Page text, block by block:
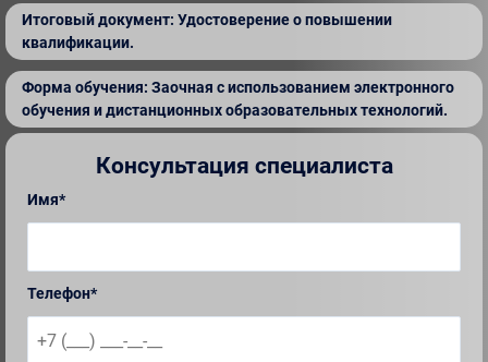
Итоговый документ: Удостоверение о повышении
квалификации.
Форма обучения: Заочная с использованием электронного
обучения и дистанционных образовательных технологий.
Консультация специалиста
Имя*
Телефон*